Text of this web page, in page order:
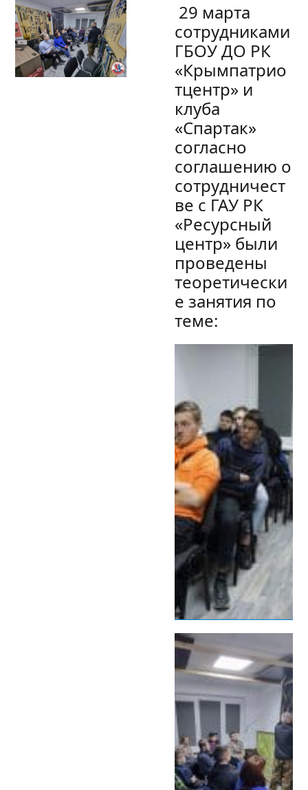
29 марта
сотрудниками
ГБОУ ДО РК
«Крымпатрио
тцентр» и
клуба
«Спартак»
согласно
соглашению о
сотрудничест
ве с ГАУ РК
«Ресурсный
центр» были
проведены
теоретически
е занятия по
теме: